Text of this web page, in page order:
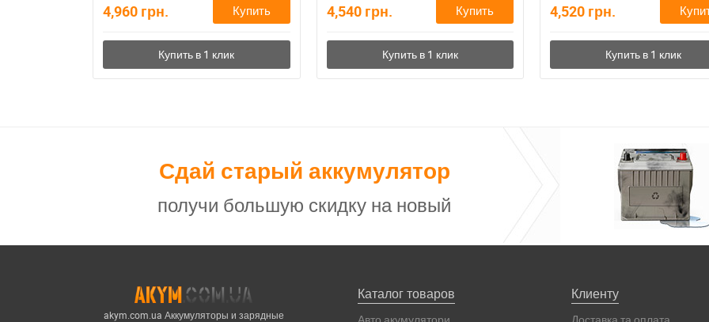
4,960 грн. Купить 4,540 грн. Купить 4,520 грн.
Сдай старый аккумулятор
получи большую скидку на новый
akym.com.ua Аккумуляторы и зарядные
Каталог товаров Клиенту